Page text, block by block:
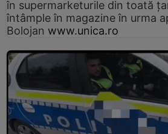
în supermarketurile din toată
întâmple în magazine în urma
Bolojan www.unica.ro